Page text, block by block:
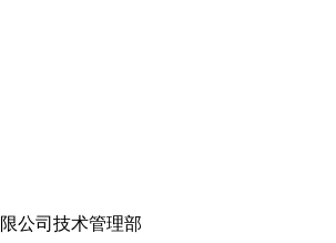
公司技术管理部